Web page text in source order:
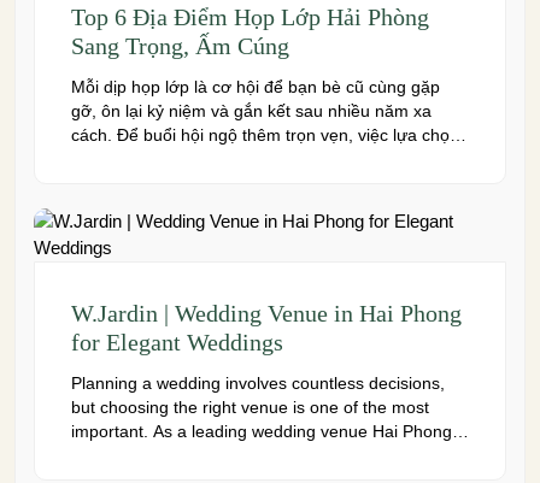
Top 6 Địa Điểm Họp Lớp Hải Phòng
Sang Trọng, Ấm Cúng
Mỗi dịp họp lớp là cơ hội để bạn bè cũ cùng gặp
gỡ, ôn lại kỷ niệm và gắn kết sau nhiều năm xa
cách. Để buổi hội ngộ thêm trọn vẹn, việc lựa chọn
W.Jardin | Wedding Venue in Hai Phong
for Elegant Weddings
Planning a wedding involves countless decisions,
but choosing the right venue is one of the most
important. As a leading wedding venue Hai Phong,